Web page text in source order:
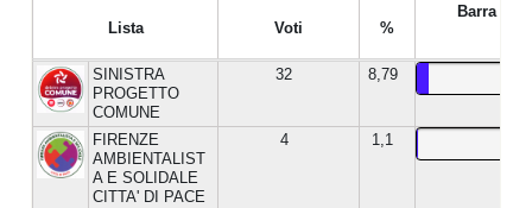
Lista Voti %
Barra %
SINISTRA
PROGETTO
COMUNE
32 8,79
FIRENZE
AMBIENTALIST
A E SOLIDALE
CITTA' DI PACE
4 1,1